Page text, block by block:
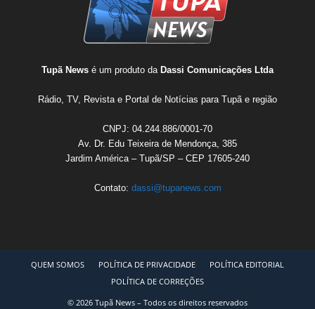
Tupã News é um produto da Dassi Comunicações Ltda
Rádio, TV, Revista e Portal de Notícias para Tupã e região
CNPJ: 04.244.886/0001-70
Av. Dr. Edu Teixeira de Mendonça, 385
Jardim América – Tupã/SP – CEP 17605-240
Contato: dassi@tupanews.com
QUEM SOMOS POLÍTICA DE PRIVACIDADE
POLÍTICA EDITORIAL
POLÍTICA DE CORREÇÕES
© 2026 Tupã News – Todos os direitos reservados